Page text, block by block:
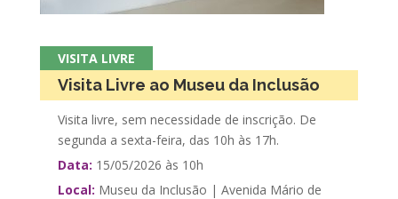
VISITA LIVRE
Visita Livre ao Museu da Inclusão
Visita livre, sem necessidade de inscrição. De
segunda a sexta-feira, das 10h às 17h.
Data: 15/05/2026 às 10h
Local: Museu da Inclusão | Avenida Mário de